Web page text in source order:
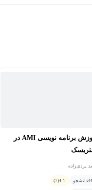
آموزش برنامه نویسی AMI در
یزدی‌زاده
دانشجو 4.1
(7)